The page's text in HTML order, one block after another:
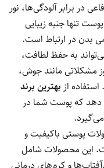
در برابر آلودگی‌ها، نور
تنها جنبه زیبایی
بدن در ارتباط است.
به حفظ لطافت،
مشکلاتی مانند جوش،
از بهترین برند
دهد که پوست شما در
پوستی باکیفیت و
این محصولات شامل